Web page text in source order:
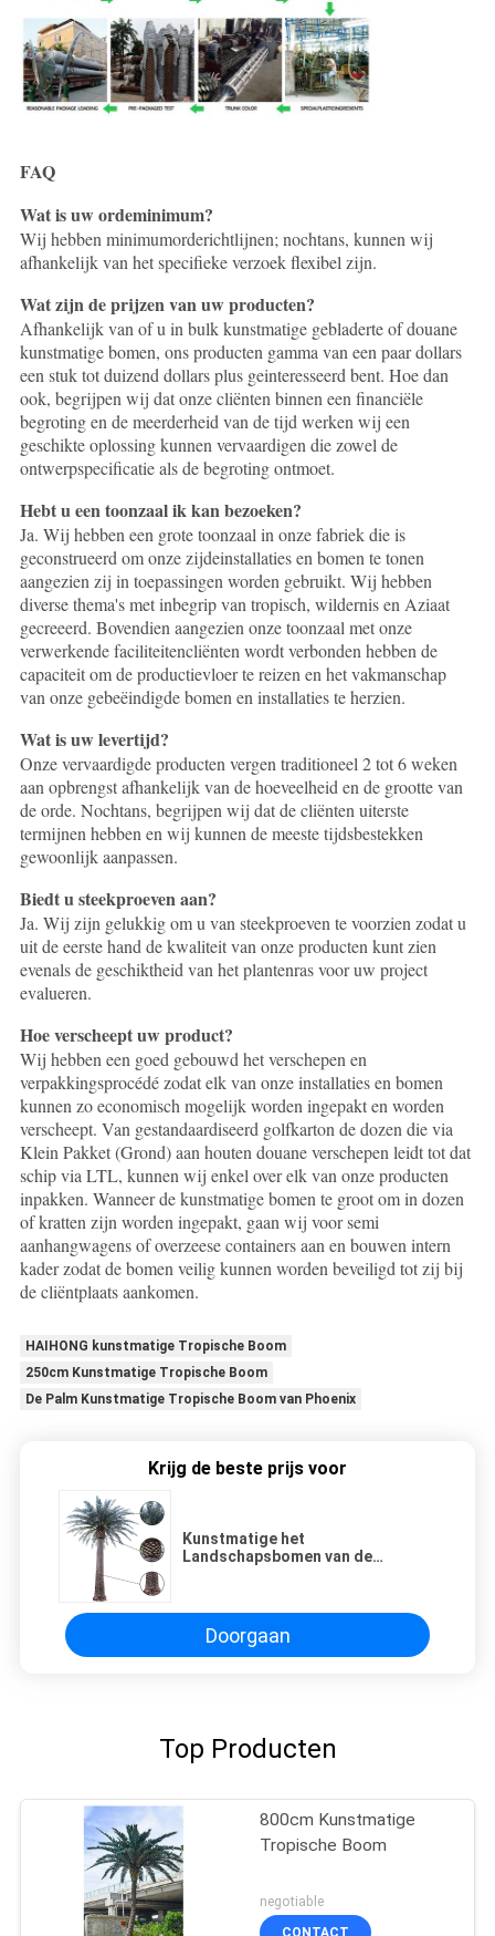
FAQ
Wat is uw ordeminimum?
Wij hebben minimumorderichtlijnen; nochtans, kunnen wij
afhankelijk van het specifieke verzoek flexibel zijn.
Wat zijn de prijzen van uw producten?
Afhankelijk van of u in bulk kunstmatige gebladerte of douane
kunstmatige bomen, ons producten gamma van een paar dollars
een stuk tot duizend dollars plus geinteresseerd bent. Hoe dan
ook, begrijpen wij dat onze cliënten binnen een financiële
begroting en de meerderheid van de tijd werken wij een
geschikte oplossing kunnen vervaardigen die zowel de
ontwerpspecificatie als de begroting ontmoet.
Hebt u een toonzaal ik kan bezoeken?
Ja. Wij hebben een grote toonzaal in onze fabriek die is
geconstrueerd om onze zijdeinstallaties en bomen te tonen
aangezien zij in toepassingen worden gebruikt. Wij hebben
diverse thema's met inbegrip van tropisch, wildernis en Aziaat
gecreeerd. Bovendien aangezien onze toonzaal met onze
verwerkende faciliteitencliënten wordt verbonden hebben de
capaciteit om de productievloer te reizen en het vakmanschap
van onze gebeëindigde bomen en installaties te herzien.
Wat is uw levertijd?
Onze vervaardigde producten vergen traditioneel 2 tot 6 weken
aan opbrengst afhankelijk van de hoeveelheid en de grootte van
de orde. Nochtans, begrijpen wij dat de cliënten uiterste
termijnen hebben en wij kunnen de meeste tijdsbestekken
gewoonlijk aanpassen.
Biedt u steekproeven aan?
Ja. Wij zijn gelukkig om u van steekproeven te voorzien zodat u
uit de eerste hand de kwaliteit van onze producten kunt zien
evenals de geschiktheid van het plantenras voor uw project
evalueren.
Hoe verscheept uw product?
Wij hebben een goed gebouwd het verschepen en
verpakkingsprocédé zodat elk van onze installaties en bomen
kunnen zo economisch mogelijk worden ingepakt en worden
verscheept. Van gestandaardiseerd golfkarton de dozen die via
Klein Pakket (Grond) aan houten douane verschepen leidt tot dat
schip via LTL, kunnen wij enkel over elk van onze producten
inpakken. Wanneer de kunstmatige bomen te groot om in dozen
of kratten zijn worden ingepakt, gaan wij voor semi
aanhangwagens of overzeese containers aan en bouwen intern
kader zodat de bomen veilig kunnen worden beveiligd tot zij bij
de cliëntplaats aankomen.
HAIHONG kunstmatige Tropische Boom
250cm Kunstmatige Tropische Boom
De Palm Kunstmatige Tropische Boom van Phoenix
Krijg de beste prijs voor
Kunstmatige het
Landschapsbomen van de
Doorgaan
Top Producten
800cm Kunstmatige
Tropische Boom
negotiable
CONTACT